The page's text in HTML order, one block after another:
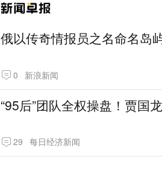
俄以传奇情报员之名命名岛
0 新浪新闻
“95后”团队全权操盘！贾国
29 每日经济新闻